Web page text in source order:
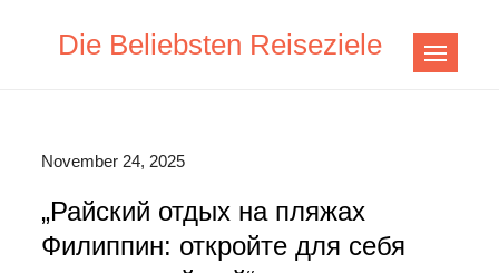
Die Beliebsten Reiseziele
November 24, 2025
„Райский отдых на пляжах
Филиппин: откройте для себя